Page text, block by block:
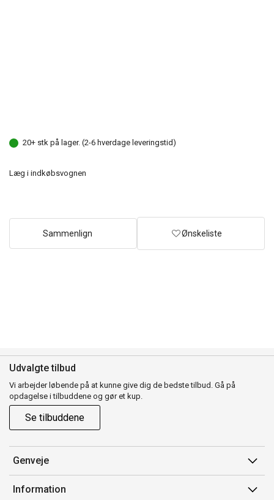
20+ stk på lager. (2-6 hverdage leveringstid)
Læg i indkøbsvognen
Sammenlign Ønskeliste
Udvalgte tilbud
Vi arbejder løbende på at kunne give dig de bedste tilbud. Gå på
opdagelse i tilbuddene og gør et kup.
Se tilbuddene
Genveje
Min side
Information